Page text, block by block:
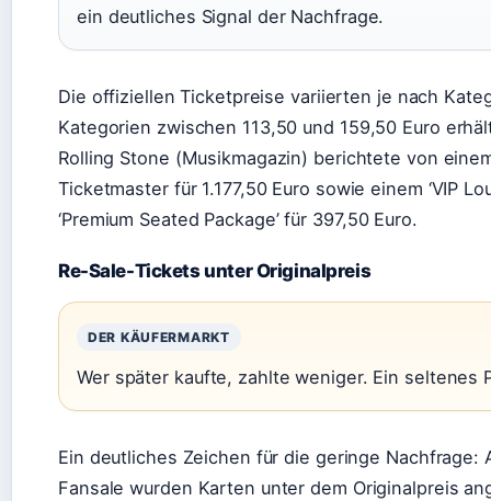
ein deutliches Signal der Nachfrage.
Die offiziellen Ticketpreise variierten je nach
Kategorien zwischen 113,50 und 159,50 Euro
Rolling Stone (Musikmagazin) berichtete von
Ticketmaster für 1.177,50 Euro sowie einem ‘VIP
‘Premium Seated Package’ für 397,50 Euro.
Re-Sale-Tickets unter Originalpreis
DER KÄUFERMARKT
Wer später kaufte, zahlte weniger. Ein seltenes
Ein deutliches Zeichen für die geringe Nachfrage:
Fansale wurden Karten unter dem Originalpreis